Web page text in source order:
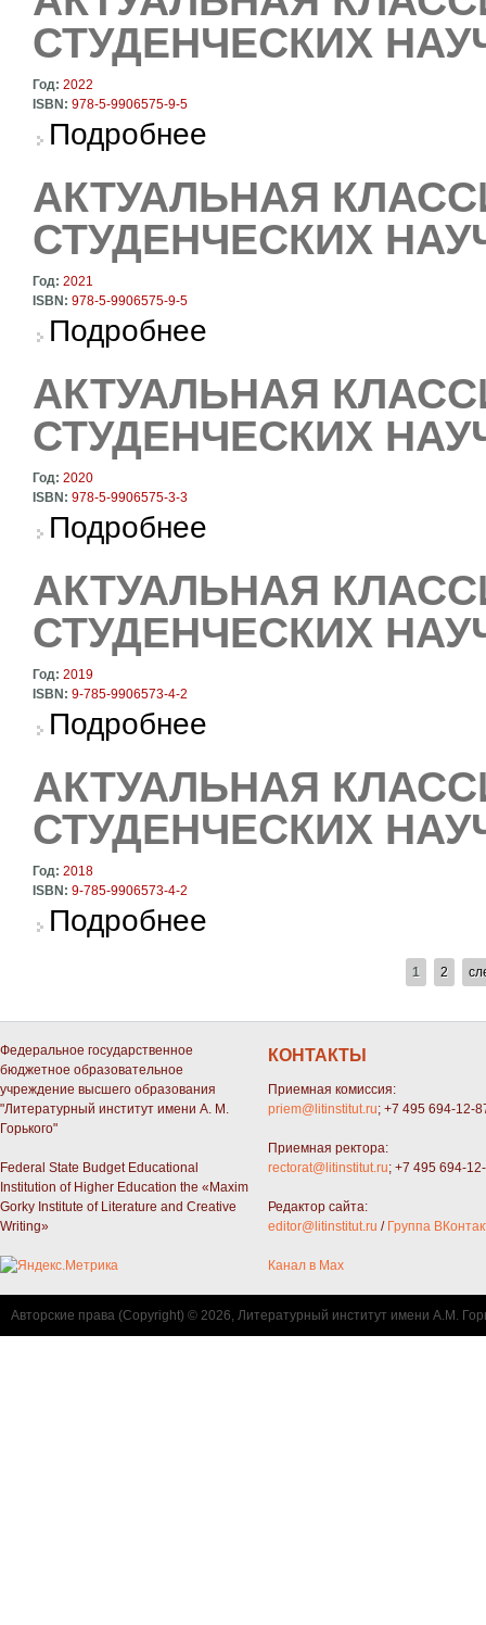
СТУДЕНЧЕСКИХ
Год: 2022
ISBN: 978-5-9906575-9-5
Подробнее
АКТУАЛЬНАЯ
СТУДЕНЧЕСКИХ
Год: 2021
ISBN: 978-5-9906575-9-5
Подробнее
АКТУАЛЬНАЯ
СТУДЕНЧЕСКИХ
Год: 2020
ISBN: 978-5-9906575-3-3
Подробнее
АКТУАЛЬНАЯ
СТУДЕНЧЕСКИХ
Год: 2019
ISBN: 9-785-9906573-4-2
Подробнее
АКТУАЛЬНАЯ
СТУДЕНЧЕСКИХ
Год: 2018
ISBN: 9-785-9906573-4-2
Подробнее
1 2
Федеральное государственное
бюджетное образовательное
учреждение высшего образования
"Литературный институт имени А. М.
Горького"
Federal State Budget Educational
Institution of Higher Education the «Maxim
Gorky Institute of Literature and Creative
Writing»
КОНТАКТЫ
Приемная комиссия:
priem@litinstitut.ru; +7 495 694-12-
Приемная ректора:
rectorat@litinstitut.ru; +7 495 694-
Редактор сайта:
editor@litinstitut.ru / Группа
Канал в Max
Авторские права (Copyright) © 2026, Литературный институт имени А.М.